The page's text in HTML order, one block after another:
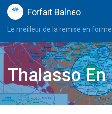
Forfait Balneo
Le meilleur de la remise en
Thalasso En